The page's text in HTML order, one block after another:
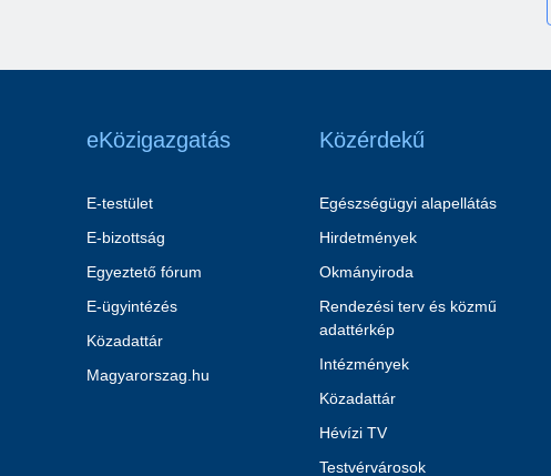
eKözigazgatás
E-testület
E-bizottság
Egyeztető fórum
E-ügyintézés
Közadattár
Magyarorszag.hu
Közérdekű
Egészségügyi alapellátás
Hirdetmények
Okmányiroda
Rendezési terv és közmű
adattérkép
Intézmények
Közadattár
Hévízi TV
Testvérvárosok